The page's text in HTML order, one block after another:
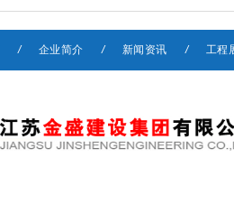
/ 企业简介 / 新闻资讯 / 工程